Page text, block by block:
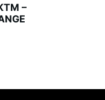
–